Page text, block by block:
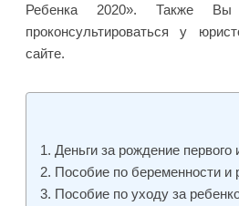
Ребенка 2020». Также Вы
проконсультироваться у
сайте.
Деньги за рождение первого
Пособие по беременности и
Пособие по уходу за